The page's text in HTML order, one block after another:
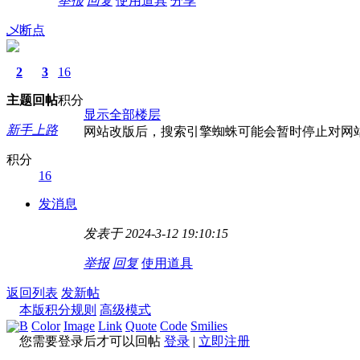
乄断点
2
主题
3
回帖
16
积分
新手上路
积分
16
发消息
显示全部楼层
网站改版后，搜索引擎蜘蛛可能会暂时停止对网
发表于 2024-3-12 19:10:15
举报 回复 使用道具
返回列表 发新帖
本版积分规则 高级模式
B Color Image Link Quote Code Smilies
您需要登录后才可以回帖 登录 | 立即注册